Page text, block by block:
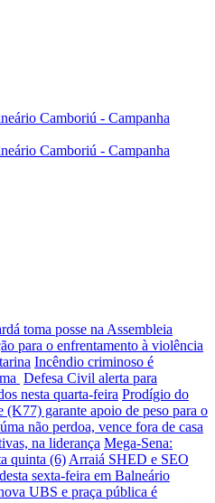
toma posse na Assembleia
para o enfrentamento à violência
Incêndio criminoso é
Defesa Civil alerta para
nesta quarta-feira Prodígio do
garante apoio de peso para o
não perdoa, vence fora de casa
na liderança Mega-Sena:
quinta (6) Arraiá SHED e SEO
sexta-feira em Balneário
UBS e praça pública é